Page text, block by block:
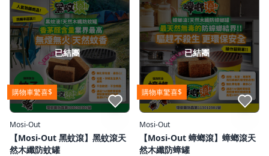
購物車驚喜$
已結團
點我收藏
Mosi-Out
【Mosi-Out 黑蚊滾】黑蚊滾天
然木纖防蚊罐
購物車驚喜$
已結團
點我收藏
Mosi-Out
【Mosi-Out 蟑螂滾】蟑螂滾天
然木纖防蟑罐